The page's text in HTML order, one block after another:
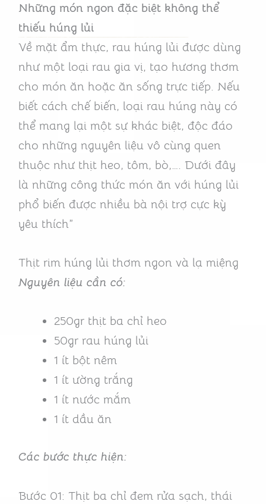
Những món ngon đặc biệt không thể
thiếu húng lủi
Về mặt ẩm thực, rau húng lủi được dùng
như một loại rau gia vị, tạo hương thơm
cho món ăn hoặc ăn sống trực tiếp. Nếu
biết cách chế biến, loại rau húng này có
thể mang lại một sự khác biệt, độc đáo
cho những nguyên liệu vô cùng quen
thuộc như thịt heo, tôm, bò,…. Dưới đây
là những công thức món ăn với húng lủi
phổ biến được nhiều bà nội trợ cực kỳ
yêu thích”
Thịt rim húng lủi thơm ngon và lạ miệng
Nguyên liệu cần có:
250gr thịt ba chỉ heo
50gr rau húng lủi
1 ít bột nêm
1 ít ường trắng
1 ít nước mắm
1 ít dầu ăn
Các bước thực hiện:
Bước 01: Thịt ba chỉ đem rửa sạch, thái